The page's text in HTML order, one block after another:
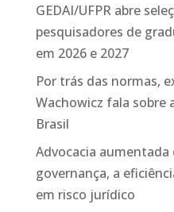
GEDAI/UFPR abre
pesquisadores de
em 2026 e 2027
Por trás das normas,
Wachowicz fala sobre
Brasil
Advocacia aumentada
governança, a
em risco jurídico